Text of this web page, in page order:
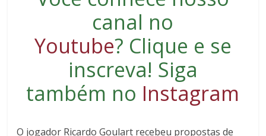
canal no
Youtube? Clique e se
inscreva! Siga
também no Instagram
O jogador Ricardo Goulart recebeu propostas de